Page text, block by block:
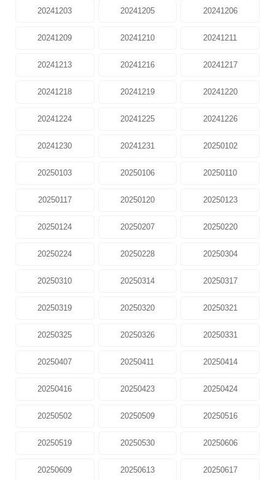
20241203 20241205 20241206
20241209 20241210 20241211
20241213 20241216 20241217
20241218 20241219 20241220
20241224 20241225 20241226
20241230 20241231 20250102
20250103 20250106 20250110
20250117 20250120 20250123
20250124 20250207 20250220
20250224 20250228 20250304
20250310 20250314 20250317
20250319 20250320 20250321
20250325 20250326 20250331
20250407 20250411 20250414
20250416 20250423 20250424
20250502 20250509 20250516
20250519 20250530 20250606
20250609 20250613 20250617